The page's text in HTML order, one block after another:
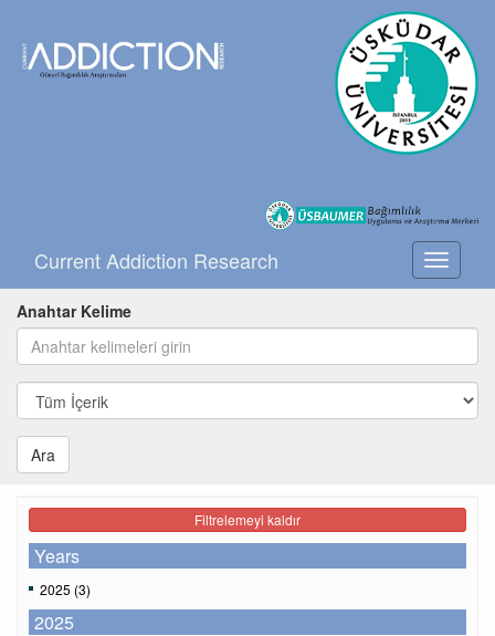
Toggle
Current Addiction Research
Anahtar Kelime
Ara
Filtrelemeyi kaldır
Years
2025 (3)
2025